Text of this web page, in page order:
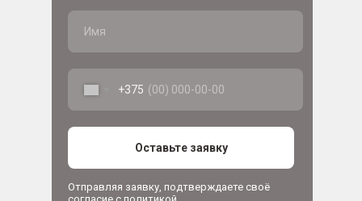
+375
Оставьте заявку
Отправляя заявку, подтверждаете своё